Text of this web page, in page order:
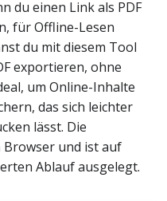
du einen Link als PDF
für Offline-Lesen
du mit diesem Tool
exportieren, ohne
um Online-Inhalte
das sich leichter
lässt. Die
und ist auf
Ablauf ausgelegt.